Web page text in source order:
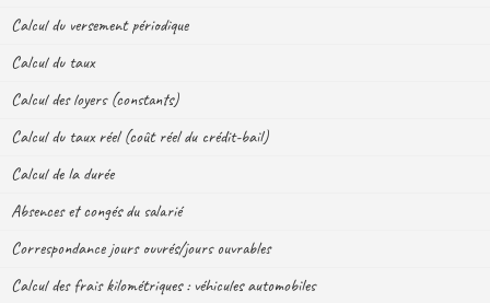
Calcul du versement périodique
Calcul du taux
Calcul des loyers (constants)
Calcul du taux réel (coût réel du crédit-bail)
Calcul de la durée
Absences et congés du salarié
Correspondance jours ouvrés/jours ouvrables
Calcul des frais kilométriques : véhicules automobiles